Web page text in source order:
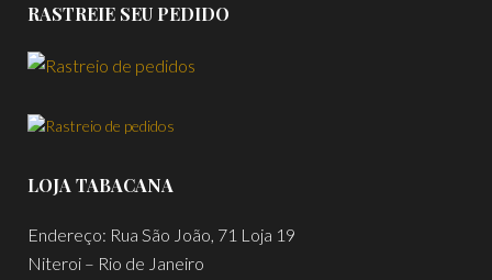
RASTREIE SEU PEDIDO
LOJA TABACANA
Endereço: Rua São João, 71 Loja 19
Niteroi – Rio de Janeiro